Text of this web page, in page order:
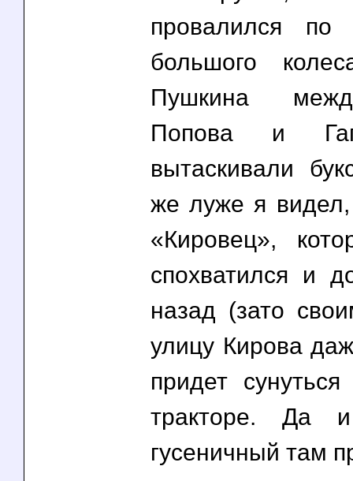
провалился
большого
Пушкина
Попова и
вытаскивали
же луже я видел,
«Кировец»,
спохватился и
назад (зато
улицу Кирова
придет
тракторе. Да
гусеничный там